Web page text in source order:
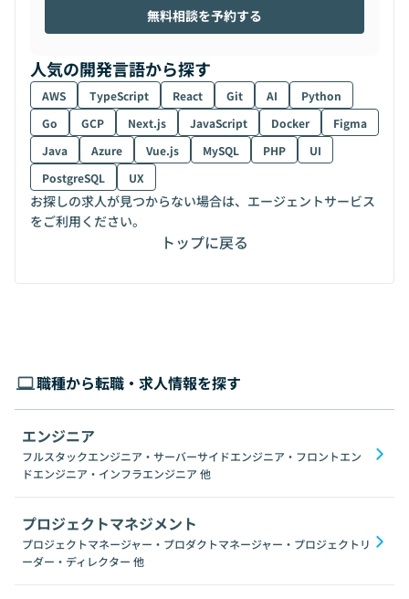
無料相談を予約する
人気の開発言語から探す
AWS TypeScript React Git AI
Python
Go
GCP Next.js JavaScript Docker
Figma
Java
Azure Vue.js MySQL PHP
UI
PostgreSQL
UX
お探しの求人が見つからない場合は、エージェントサービス
をご利用ください。
トップに戻る
職種から転職・求人情報を探す
エンジニア
フルスタックエンジニア・サーバーサイドエンジニア・フロントエン
ドエンジニア・インフラエンジニア 他
プロジェクトマネジメント
プロジェクトマネージャー・プロダクトマネージャー・プロジェクトリ
ーダー・ディレクター 他